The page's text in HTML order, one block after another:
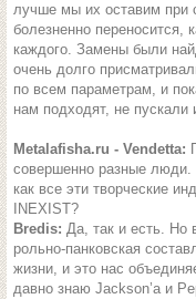
лучше мы их оставим при
болезненно переносится,
каждого. Замены были
очень долго
по всем параметрам, и
нам подходят, не
Metalafisha.ru - Vendetta:
совершенно разные люди.
как все эти творческие
INEXIST?
Bredis: Да, так и есть. Но
рольно-панковская
жизни, и это нас
давно знаю Jackson’а и